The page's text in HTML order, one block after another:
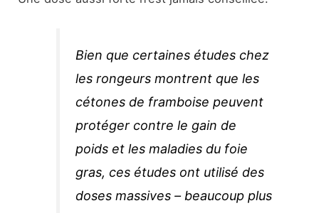
Bien que certaines études chez
les rongeurs montrent que les
cétones de framboise peuvent
protéger contre le gain de
poids et les maladies du foie
gras, ces études ont utilisé des
doses massives – beaucoup plus